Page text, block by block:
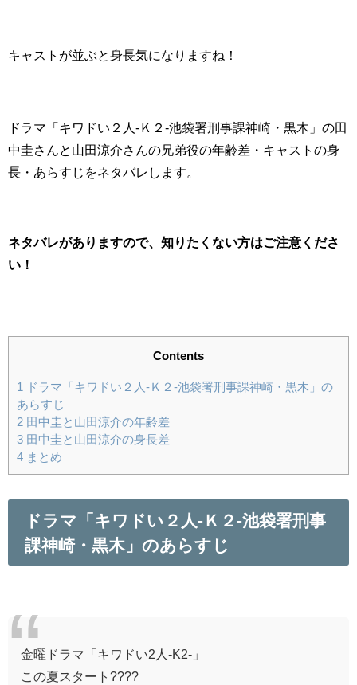
キャストが並ぶと身長気になりますね！
ドラマ「キワドい２人-Ｋ２-池袋署刑事課神崎・黒木」の田
中圭さんと山田涼介さんの兄弟役の年齢差・キャストの身
長・あらすじをネタバレします。
ネタバレがありますので、知りたくない方はご注意くださ
い！
Contents
1
ドラマ「キワドい２人-Ｋ２-池袋署刑事課神崎・黒木」の
あらすじ
2 田中圭と山田涼介の年齢差
3 田中圭と山田涼介の身長差
4 まとめ
ドラマ「キワドい２人-Ｋ２-池袋署刑事
課神崎・黒木」のあらすじ
金曜ドラマ「キワドい2人-K2-」
この夏スタート????